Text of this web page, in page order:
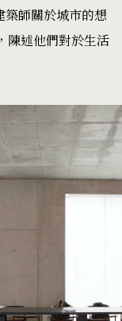
築師關於城市的想
陳述他們對於生活